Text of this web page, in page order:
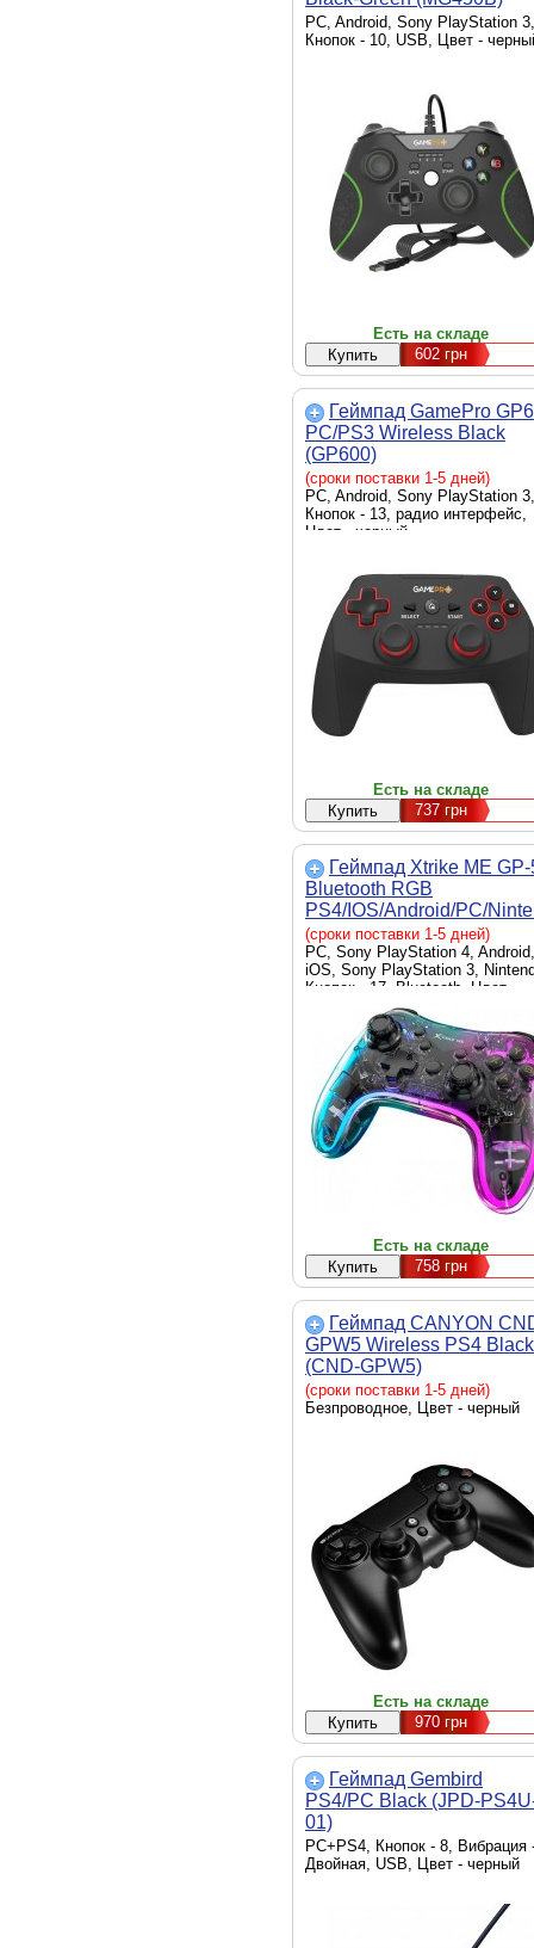
PC, Android, Sony PlayStation 3,
Кнопок - 10, USB, Цвет -
Есть на складе
602грн
Геймпад GamePro
PC/PS3 Wireless Black
(GP600)
(сроки поставки 1-5 дней)
PC, Android, Sony PlayStation 3,
Кнопок - 13, радио интерфейс,
Цвет - черный
Есть на складе
737грн
Геймпад Xtrike ME
Bluetooth RGB
PS4/IOS/Android/PC/
(GP-52)
(сроки поставки 1-5 дней)
PC, Sony PlayStation 4, Android,
iOS, Sony PlayStation 3,
Кнопок - 17, Bluetooth, Цвет -
Есть на складе
758грн
Геймпад CANYON
GPW5 Wireless PS4 Black
(CND-GPW5)
(сроки поставки 1-5 дней)
Безпроводное, Цвет - черный
Есть на складе
970грн
Геймпад Gembird
PS4/PC Black (JPD-
01)
PC+PS4, Кнопок - 8, Вибрация
Двойная, USB, Цвет - черный